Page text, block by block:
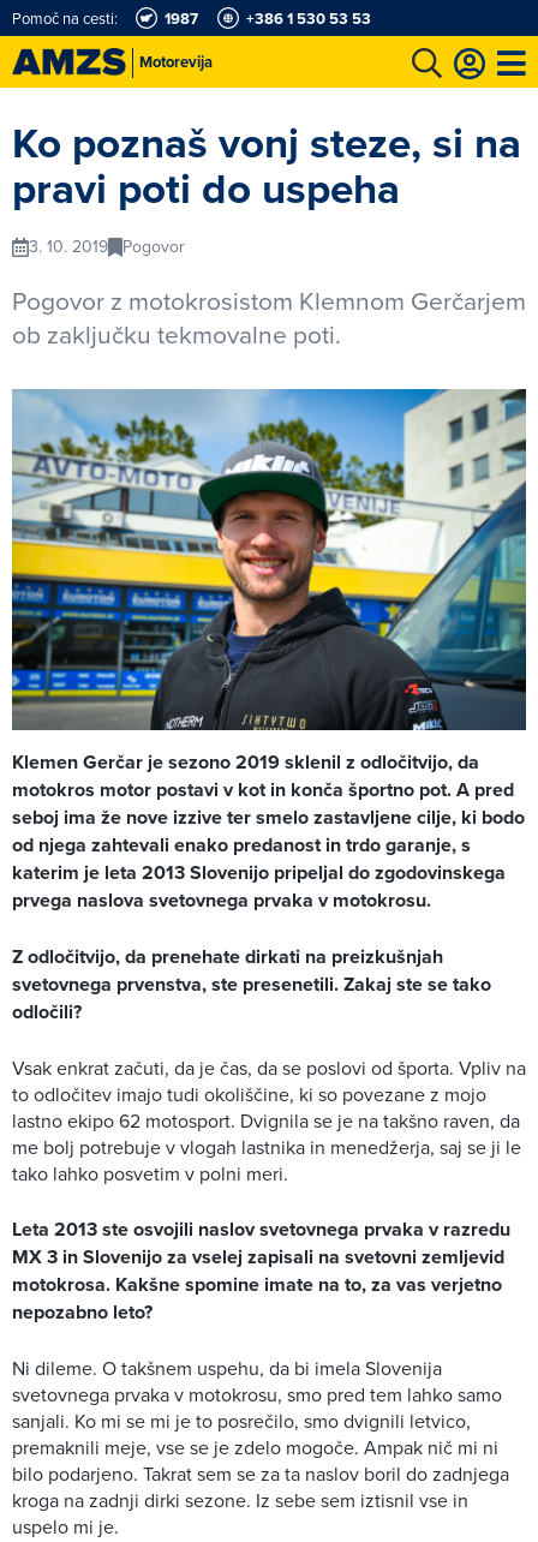
Motorevija
Pomoč na cesti: 1987 +386 1 530 53 53
Ko poznaš vonj steze, si na
pravi poti do uspeha
3. 10. 2019 Pogovor
Pogovor z motokrosistom Klemnom Gerčarjem
ob zaključku tekmovalne poti.
Klemen Gerčar je sezono 2019 sklenil z odločitvijo, da
motokros motor postavi v kot in konča športno pot. A pred
seboj ima že nove izzive ter smelo zastavljene cilje, ki bodo
od njega zahtevali enako predanost in trdo garanje, s
katerim je leta 2013 Slovenijo pripeljal do zgodovinskega
prvega naslova svetovnega prvaka v motokrosu.
Z odločitvijo, da prenehate dirkati na preizkušnjah
svetovnega prvenstva, ste presenetili. Zakaj ste se tako
odločili?
Vsak enkrat začuti, da je čas, da se poslovi od športa. Vpliv na
to odločitev imajo tudi okoliščine, ki so povezane z mojo
lastno ekipo 62 motosport. Dvignila se je na takšno raven, da
me bolj potrebuje v vlogah lastnika in menedžerja, saj se ji le
tako lahko posvetim v polni meri.
Leta 2013 ste osvojili naslov svetovnega prvaka v razredu
MX 3 in Slovenijo za vselej zapisali na svetovni zemljevid
motokrosa. Kakšne spomine imate na to, za vas verjetno
nepozabno leto?
Ni dileme. O takšnem uspehu, da bi imela Slovenija
svetovnega prvaka v motokrosu, smo pred tem lahko samo
sanjali. Ko mi se mi je to posrečilo, smo dvignili letvico,
premaknili meje, vse se je zdelo mogoče. Ampak nič mi ni
bilo podarjeno. Takrat sem se za ta naslov boril do zadnjega
kroga na zadnji dirki sezone. Iz sebe sem iztisnil vse in
uspelo mi je.